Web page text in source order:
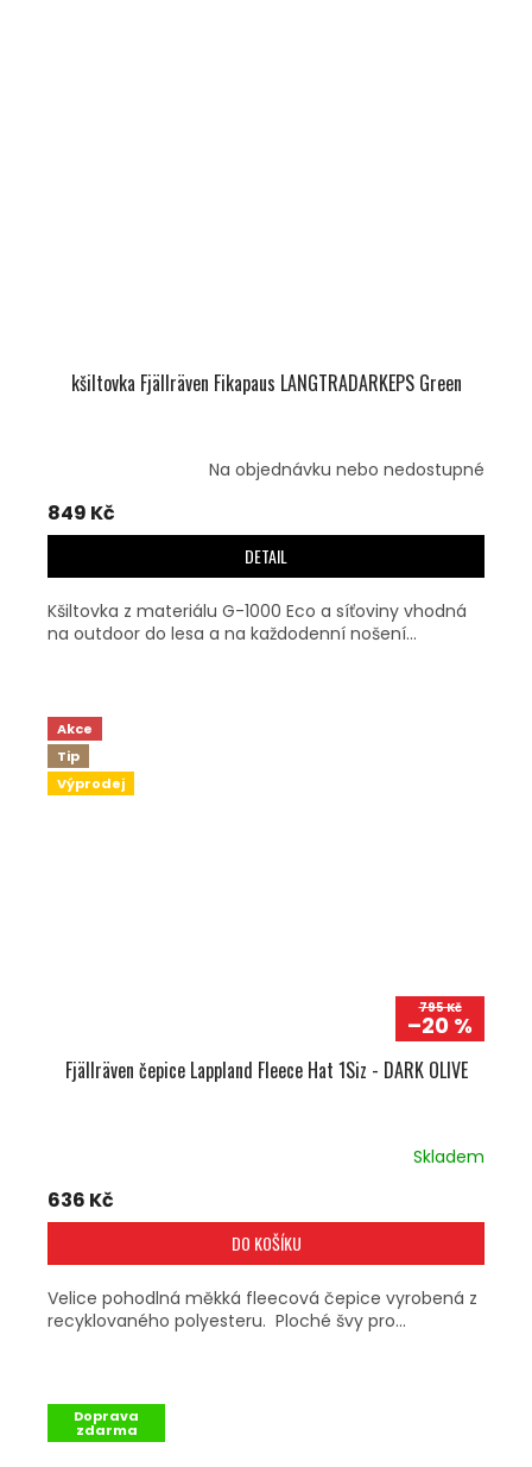
kšiltovka Fjällräven Fikapaus LANGTRADARKEPS Green
Na objednávku nebo nedostupné
849 Kč
DETAIL
Kšiltovka z materiálu G-1000 Eco a síťoviny vhodná
na outdoor do lesa a na každodenní nošení...
Akce
Tip
Výprodej
795 Kč
–20 %
Fjällräven čepice Lappland Fleece Hat 1Siz - DARK OLIVE
Skladem
636 Kč
DO KOŠÍKU
Velice pohodlná měkká fleecová čepice vyrobená z
recyklovaného polyesteru. Ploché švy pro...
Doprava
zdarma